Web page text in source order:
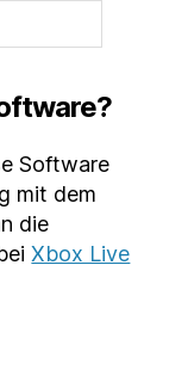
Software
mit dem
die
Xbox Live